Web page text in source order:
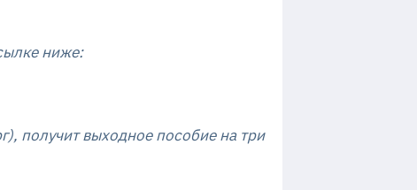
ниже:
получит выходное пособие на три